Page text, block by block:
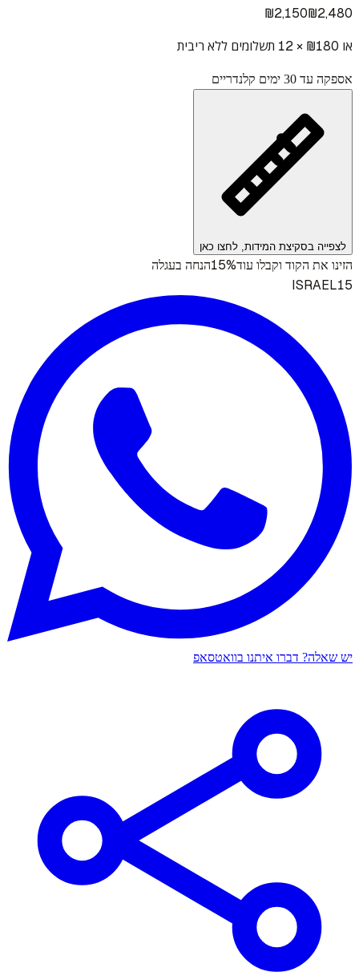
₪2,150₪2,480
או ₪ 180 × 12 תשלומים ללא ריבית
אספקה עד 30 ימים קלנדריים
לצפייה בסקיצת המידות, לחצו כאן
הזינו את הקוד וקבלו עוד15%הנחה בעגלה
ISRAEL15
יש שאלה? דברו איתנו בוואטסאפ